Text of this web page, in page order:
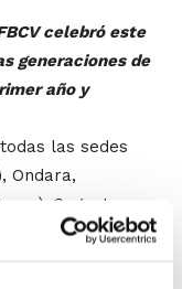
celebró este
generaciones de
año y
las sedes
Ondara,
Sagunto y